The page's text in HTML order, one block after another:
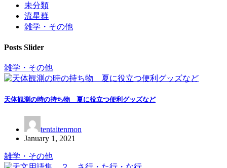
未分類
流星群
雑学・その他
Posts Slider
雑学・その他
天体観測の時の持ち物 夏に役立つ便利グッズなど
tentaitenmon
January 1, 2021
雑学・その他